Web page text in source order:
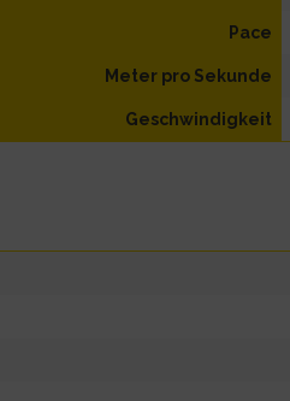
Pace
Meter pro Sekunde
Geschwindigkeit